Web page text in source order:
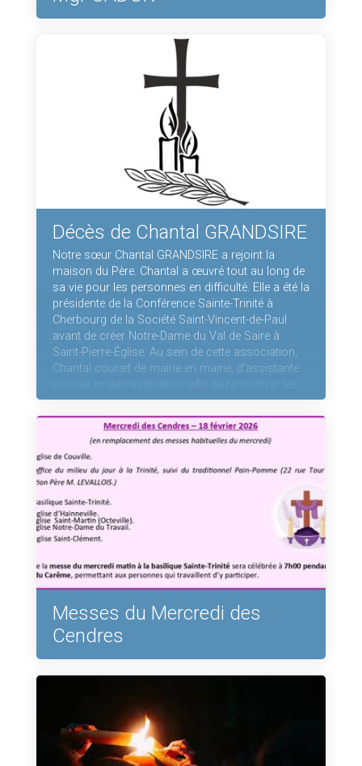
Décès de Chantal GRANDSIRE
Notre sœur Chantal GRANDSIRE a rejoint la
maison du Père. Chantal a œuvré tout au long de
sa vie pour les personnes en difficulté. Elle a été la
présidente de la Conférence Sainte-Trinité à
Cherbourg de la Société Saint-Vincent-de-Paul
avant de créer Notre-Dame du Val de Saire à
Saint-Pierre-Église. Au sein de cette association,
Chantal courait de mairie en mairie, d’assistante
sociale en administration, afin de rencontrer les
plus pauvres et de les soutenir, l’un avec un colis
alimentaire, un autre en lui payant le plein
d’essence, un autre encore en réglant sa facture
de chauffage, mais surtout elle était là. Chantal a
su fédérer et apporter de la joie autour d'elle, par
exemple lors des journées de la pauvreté. Par son
sens de l’humain Chantal s'est plongée dans
l’Évangélisation grâce son exemple de vie. Les
obsèques seront célébrées le samedi 28 février à
14 heures 30 en l'église de SAINT PIERRE ÉGLISE.
Portons-la déjà dans notre prière, ainsi que ses
proches et amis.
Messes du Mercredi des
Cendres